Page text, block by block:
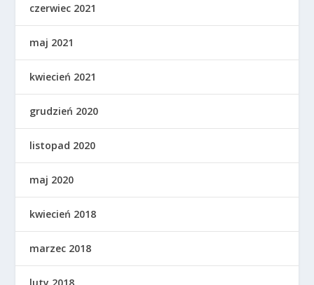
czerwiec 2021
maj 2021
kwiecień 2021
grudzień 2020
listopad 2020
maj 2020
kwiecień 2018
marzec 2018
luty 2018